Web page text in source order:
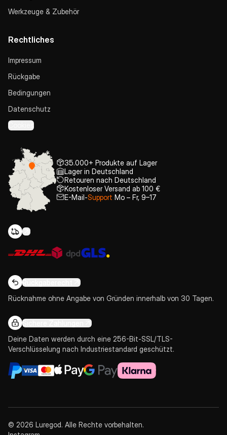
Werkzeuge & Zubehör
Rechtliches
Impressum
Rückgabe
Bedingungen
Datenschutz
Cookies
35.000+ Produkte auf Lager
Lager in Deutschland
Retouren nach Deutschland
Kostenloser Versand ab 100 €
E-Mail-Support Mo – Fr, 9–17
Rückgaberecht
Rücknahme ohne Angabe von Gründen innerhalb von 30 Tagen.
Sichere Zahlungen
Deine Daten werden durch eine 256-Bit-SSL/TLS-
Verschlüsselung nach Industriestandard geschützt.
© 2026 Luregod. Alle Rechte vorbehalten.